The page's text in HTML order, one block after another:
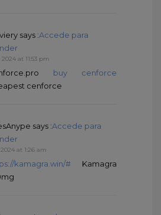
says :Accede para
at 11:53 pm
buy cenforce
cenforce
says :Accede para
at 1:26 am
kamagra.win/# Kamagra